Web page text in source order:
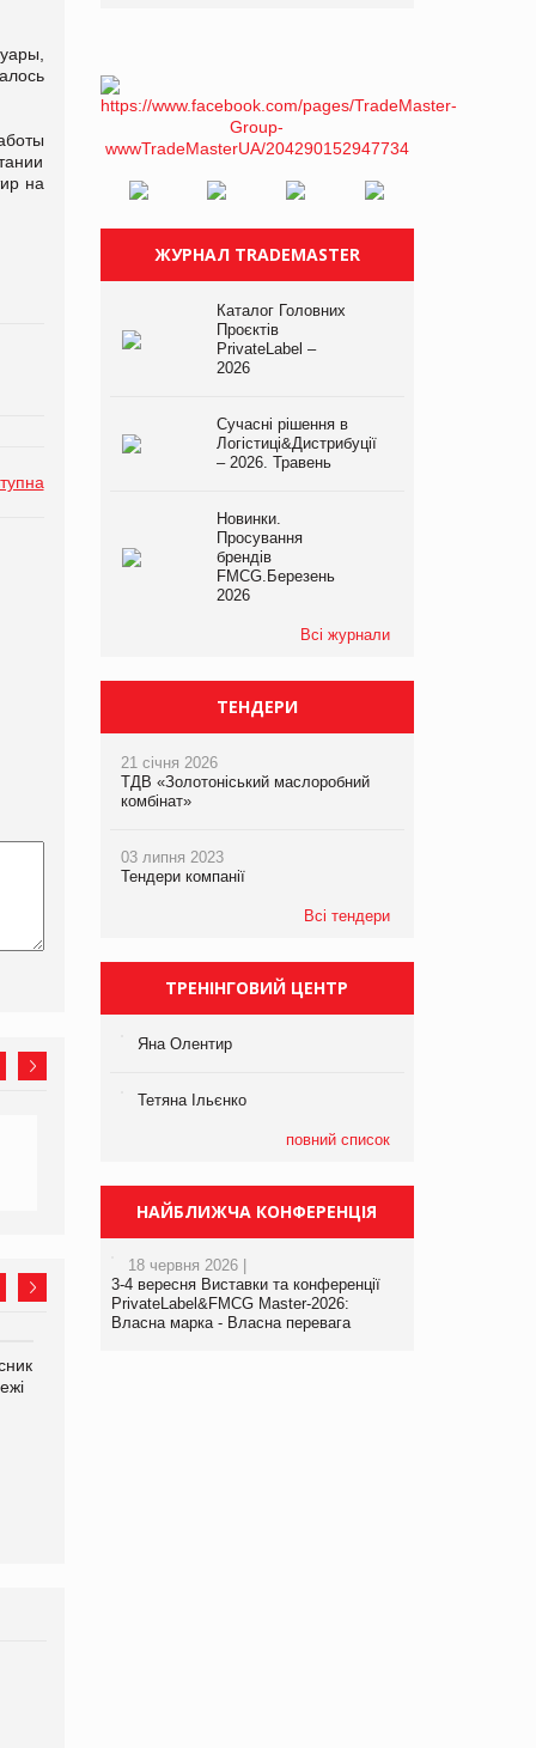
на
ЖУРНАЛ TRADEMASTER
Каталог Головних
Проєктів
PrivateLabel –
2026
Сучасні рішення в
Логістиці&Дистрибуції
– 2026. Травень
Новинки.
Просування
брендів
FMCG.Березень
2026
Всі журнали
ТЕНДЕРИ
21 січня 2026
ТДВ «Золотоніський маслоробний
комбінат»
03 липня 2023
Тендери компанії
Всі тендери
ТРЕНІНГОВИЙ ЦЕНТР
Яна Олентир
Тетяна Ільєнко
повний список
НАЙБЛИЖЧА КОНФЕРЕНЦІЯ
18 червня 2026 |
3-4 вересня Виставки та конференції
PrivateLabel&FMCG Master-2026:
Власна марка - Власна перевага